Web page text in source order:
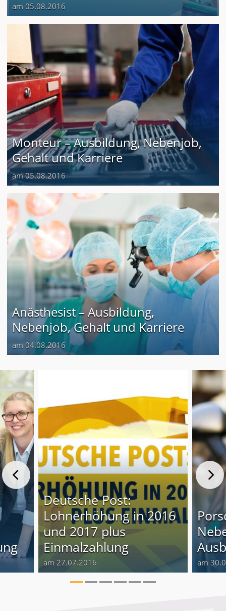
am 05.08.2016
Monteur – Ausbildung, Nebenjob,
Gehalt und Karriere
am 05.08.2016
Anästhesist – Ausbildung,
Nebenjob, Gehalt und Karriere
am 04.08.2016
Deutsche Post:
Lohnerhöhung in 2016
und 2017 plus
Einmalzahlung
am 27.07.2016 am